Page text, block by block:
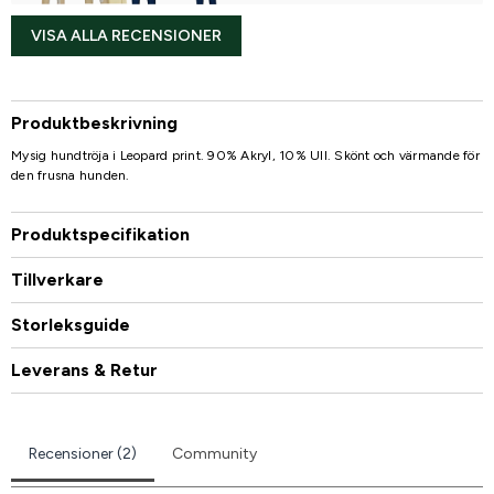
VISA ALLA RECENSIONER
Produktbeskrivning
Mysig hundtröja i Leopard print. 90% Akryl, 10% Ull. Skönt och värmande för
den frusna hunden.
Produktspecifikation
Tillverkare
Storleksguide
Leverans & Retur
Recensioner (2) Community